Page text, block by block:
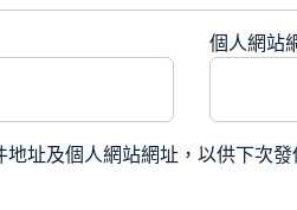
個人網站
址及個人網站網址，以供下次發